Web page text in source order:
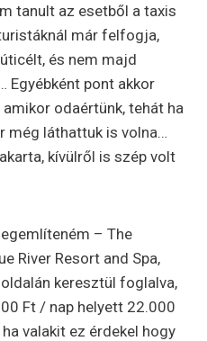
tanult az esetből a taxis
már felfogja,
és nem majd
Egyébként pont akkor
odaértünk, tehát ha
még láthattuk is volna…
kívülről is szép volt
– The
River Resort and Spa,
keresztül foglalva,
Ft / nap helyett 22.000
valakit ez érdekel hogy